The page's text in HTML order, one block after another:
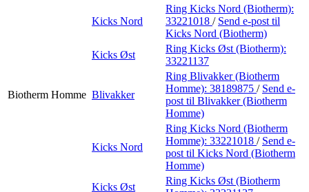
Kicks Nord
Ring Kicks Nord (Biotherm):
33221018 / Send e-post til
Kicks Nord (Biotherm)
Kicks Øst
Ring Kicks Øst (Biotherm):
33221137
Biotherm Homme Blivakker
Ring Blivakker (Biotherm
Homme): 38189875 / Send e-
post til Blivakker (Biotherm
Homme)
Kicks Nord
Ring Kicks Nord (Biotherm
Homme): 33221018 / Send e-
post til Kicks Nord (Biotherm
Homme)
Kicks Øst
Ring Kicks Øst (Biotherm